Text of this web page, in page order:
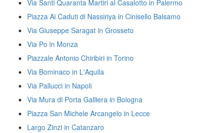
Via Santi Quaranta Martiri al Casalotto in Palermo
Piazza Ai Caduti di Nassiriya in Cinisello Balsamo
Via Giuseppe Saragat in Grosseto
Via Po in Monza
Piazzale Antonio Chiribiri in Torino
Via Bominaco in L'Aquila
Via Pallucci in Napoli
Via Mura di Porta Galliera in Bologna
Piazza San Michele Arcangelo in Lecce
Largo Zinzi in Catanzaro